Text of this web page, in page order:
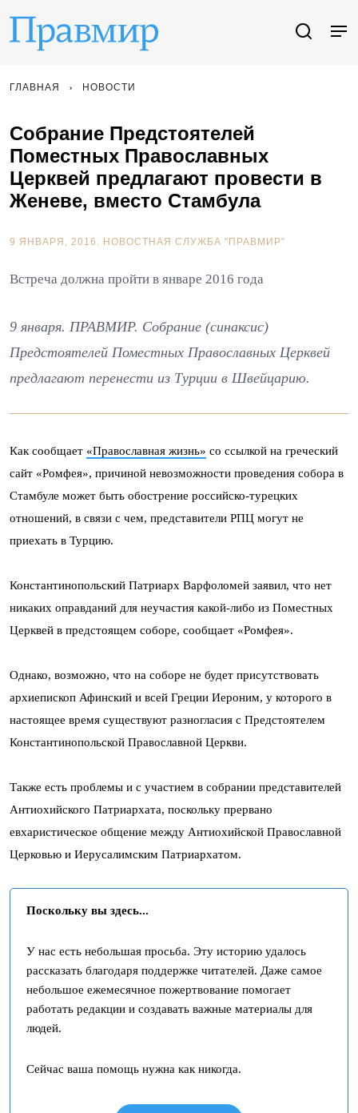
ГЛАВНАЯ НОВОСТИ
Собрание Предстоятелей
Поместных Православных
Церквей предлагают провести в
Женеве, вместо Стамбула
9 ЯНВАРЯ, 2016. НОВОСТНАЯ СЛУЖБА "ПРАВМИР"
Встреча должна пройти в январе 2016 года
9 января. ПРАВМИР. Собрание (синаксис)
Предстоятелей Поместных Православных Церквей
предлагают перенести из Турции в Швейцарию.
Как сообщает «Православная жизнь» со ссылкой на греческий
сайт «Ромфея», причиной невозможности проведения собора в
Стамбуле может быть обострение российско-турецких
отношений, в связи с чем, представители РПЦ могут не
приехать в Турцию.
Константинопольский Патриарх Варфоломей заявил, что нет
никаких оправданий для неучастия какой-либо из Поместных
Церквей в предстоящем соборе, сообщает «Ромфея».
Однако, возможно, что на соборе не будет присутствовать
архиепископ Афинский и всей Греции Иероним, у которого в
настоящее время существуют разногласия с Предстоятелем
Константинопольской Православной Церкви.
Также есть проблемы и с участием в собрании представителей
Антиохийского Патриархата, поскольку прервано
евхаристическое общение между Антиохийской Православной
Церковью и Иерусалимским Патриархатом.
Поскольку вы здесь...
У нас есть небольшая просьба. Эту историю удалось
рассказать благодаря поддержке читателей. Даже самое
небольшое ежемесячное пожертвование помогает
работать редакции и создавать важные материалы для
людей.
Сейчас ваша помощь нужна как никогда.